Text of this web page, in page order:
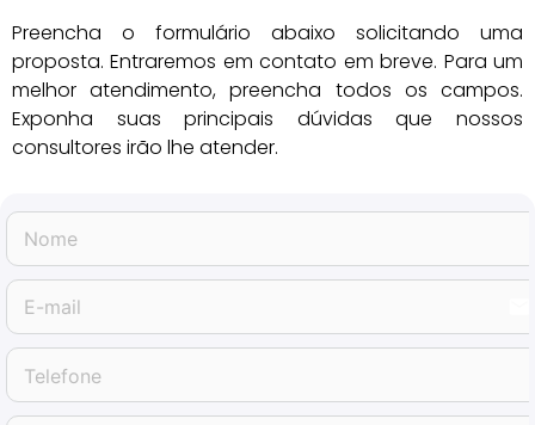
Preencha o formulário abaixo solicitando uma
proposta. Entraremos em contato em breve. Para um
melhor atendimento, preencha todos os campos.
Exponha suas principais dúvidas que nossos
consultores irão lhe atender.